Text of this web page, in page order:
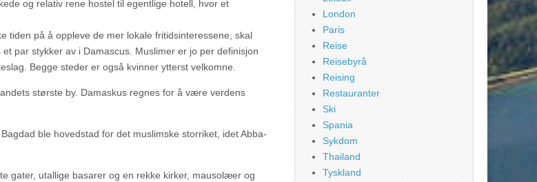
og relativ rene hostel til egentlige hotell, hvor et
tiden på å oppleve de mer lokale fritidsinteressene, skal
par stykker av i Damascus. Muslimer er jo per definisjon
Begge steder er også kvinner ytterst velkomne.
største by. Damaskus regnes for å være verdens
ble hovedstad for det muslimske storriket, idet Abba-
gater, utallige basarer og en rekke kirker, mausolæer og
London
Paris
Reise
Reisebyrå
Reising
Restauranter
Ski
Spania
Sykdom
Thailand
Tyskland